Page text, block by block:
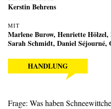
Kerstin Behrens
MIT
Marlene Burow, Henriette Hölzel,
Sarah Schmidt, Daniel Séjourné,
HANDLUNG
Frage: Was haben